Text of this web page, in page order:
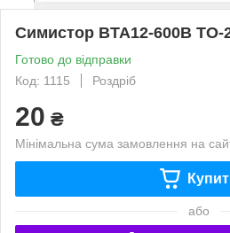
Симистор BTA12-600B TO-
Готово до відправки
Код: 1115
Роздріб
20 ₴
Мінімальна сума замовлення на
або